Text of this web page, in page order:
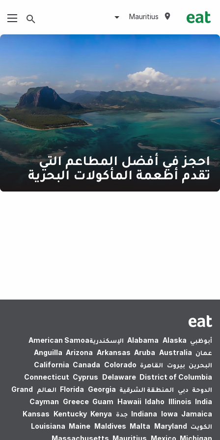
Mauritius
احجز في أفضل المطاعم التي
تقدم أطعمة المأكولات البحرية
أبوظبي Alabama Alaska الإسكندرية‎American Samoa
عمان
Anguilla Arizona Arkansas Aruba Australia
البحرين بيروت القاهرة California Canada Colorado
Connecticut Cyprus Delaware District of Columbia
الدوحة دبي المنطقة الشرقية Florida Georgia العالم
Grand
Cayman Greece Guam Hawaii Idaho Illinois India
Indiana Iowa Jamaica جدة Kansas Kentucky Kenya
الكويت
Louisiana Maine Maldives Malta Maryland